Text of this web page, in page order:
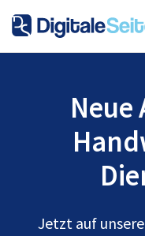
Neue
Jetzt auf